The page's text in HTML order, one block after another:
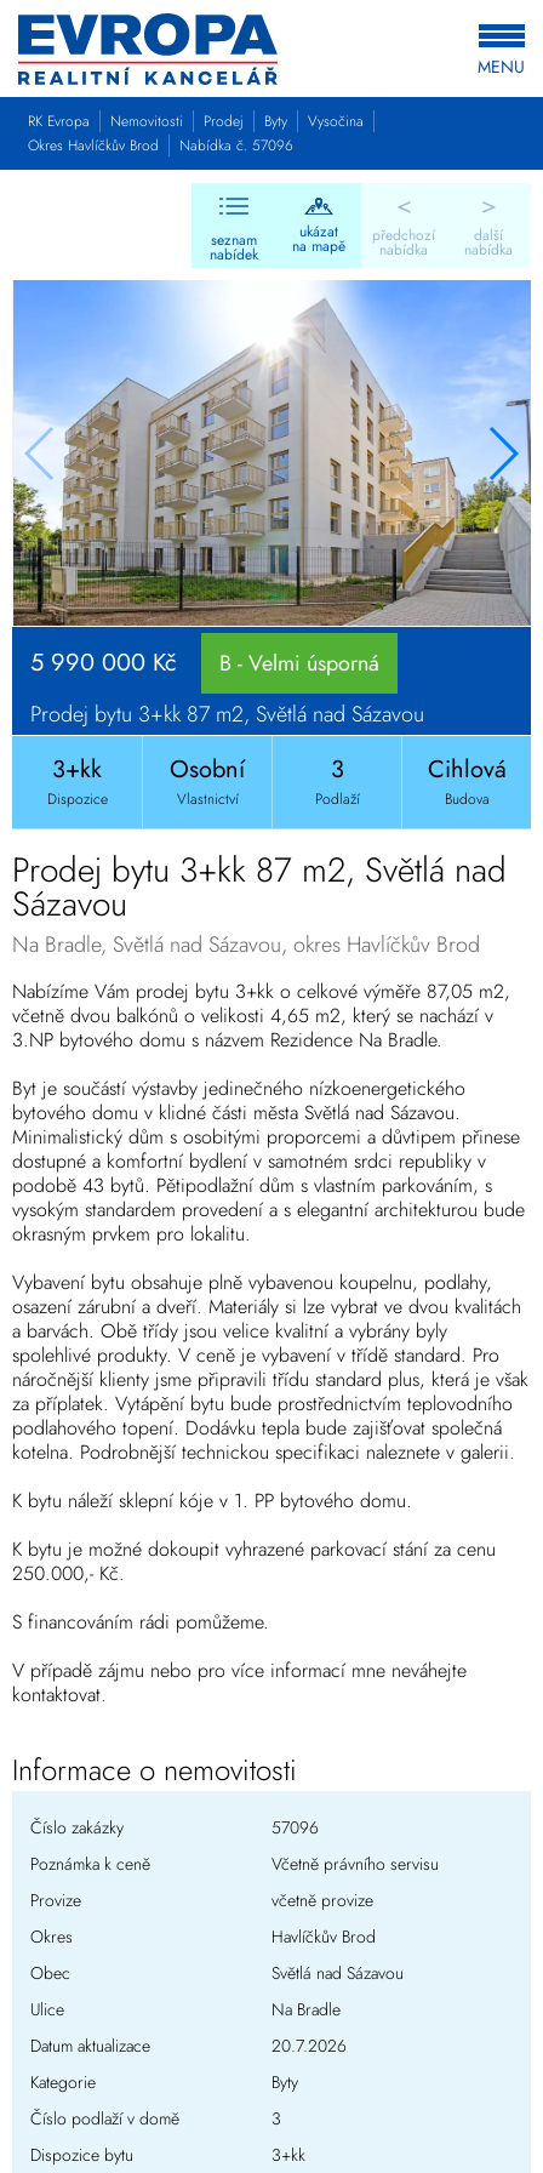
MENU
RK Evropa Nemovitosti Prodej Byty
Vysočina
Okres Havlíčkův Brod
Nabídka č. 57096
<
předchozí
nabídka
seznam
nabídek
ukázat
na mapě
>
další
nabídka
5 990 000 Kč
B - Velmi úsporná
Prodej bytu 3+kk 87 m2, Světlá nad Sázavou
3+kk
Dispozice
Osobní
Vlastnictví
3
Podlaží
Cihlová
Budova
Prodej bytu 3+kk 87 m2, Světlá nad
Sázavou
Na Bradle, Světlá nad Sázavou, okres Havlíčkův Brod
Nabízíme Vám prodej bytu 3+kk o celkové výměře 87,05 m2,
včetně dvou balkónů o velikosti 4,65 m2, který se nachází v
3.NP bytového domu s názvem Rezidence Na Bradle.
Byt je součástí výstavby jedinečného nízkoenergetického
bytového domu v klidné části města Světlá nad Sázavou.
Minimalistický dům s osobitými proporcemi a důvtipem přinese
dostupné a komfortní bydlení v samotném srdci republiky v
podobě 43 bytů. Pětipodlažní dům s vlastním parkováním, s
vysokým standardem provedení a s elegantní architekturou bude
okrasným prvkem pro lokalitu.
Vybavení bytu obsahuje plně vybavenou koupelnu, podlahy,
osazení zárubní a dveří. Materiály si lze vybrat ve dvou kvalitách
a barvách. Obě třídy jsou velice kvalitní a vybrány byly
spolehlivé produkty. V ceně je vybavení v třídě standard. Pro
náročnější klienty jsme připravili třídu standard plus, která je však
za příplatek. Vytápění bytu bude prostřednictvím teplovodního
podlahového topení. Dodávku tepla bude zajišťovat společná
kotelna. Podrobnější technickou specifikaci naleznete v galerii.
K bytu náleží sklepní kóje v 1. PP bytového domu.
K bytu je možné dokoupit vyhrazené parkovací stání za cenu
250.000,- Kč.
S financováním rádi pomůžeme.
V případě zájmu nebo pro více informací mne neváhejte
kontaktovat.
Informace o nemovitosti
Číslo zakázky
57096
Poznámka k ceně
Včetně právního servisu
Provize
včetně provize
Okres
Havlíčkův Brod
Obec
Světlá nad Sázavou
Ulice
Na Bradle
Datum aktualizace
20.7.2026
Kategorie
Byty
Číslo podlaží v domě
3
Dispozice bytu
3+kk